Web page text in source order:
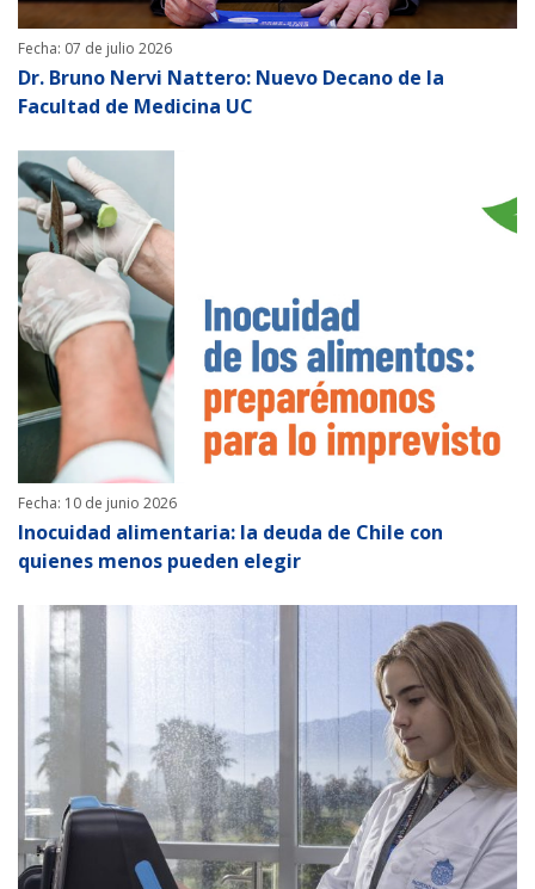
Fecha: 07 de julio 2026
Dr. Bruno Nervi Nattero: Nuevo Decano de la
Facultad de Medicina UC
Fecha: 10 de junio 2026
Inocuidad alimentaria: la deuda de Chile con
quienes menos pueden elegir